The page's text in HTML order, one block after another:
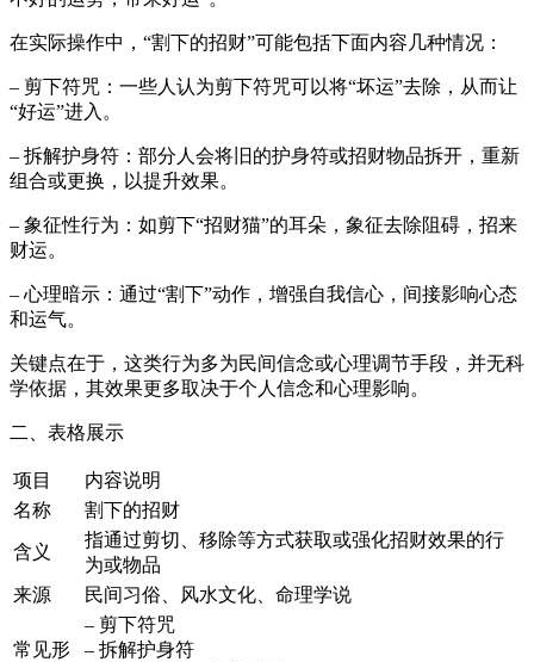
在实际操作中，“割下的招财”可能包括下面内容几种情况：
– 剪下符咒：一些人认为剪下符咒可以将“坏运”去除，从而让
“好运”进入。
– 拆解护身符：部分人会将旧的护身符或招财物品拆开，重新
组合或更换，以提升效果。
– 象征性行为：如剪下“招财猫”的耳朵，象征去除阻碍，招来
财运。
– 心理暗示：通过“割下”动作，增强自我信心，间接影响心态
和运气。
关键点在于，这类行为多为民间信念或心理调节手段，并无科
学依据，其效果更多取决于个人信念和心理影响。
二、表格展示
项目
内容说明
名称
割下的招财
含义
指通过剪切、移除等方式获取或强化招财效果的行
为或物品
来源
民间习俗、风水文化、命理学说
常见形
– 剪下符咒
– 拆解护身符